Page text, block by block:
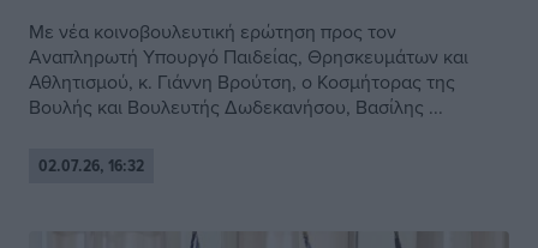
Με νέα κοινοβουλευτική ερώτηση προς τον
Αναπληρωτή Υπουργό Παιδείας, Θρησκευμάτων και
Αθλητισμού, κ. Γιάννη Βρούτση, ο Κοσμήτορας της
Βουλής και Βουλευτής Δωδεκανήσου, Βασίλης ...
02.07.26, 16:32